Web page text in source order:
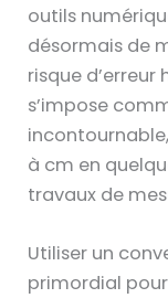
outils
désormais de
risque
s’impose
à cm en
travaux de
Utiliser un
primordial